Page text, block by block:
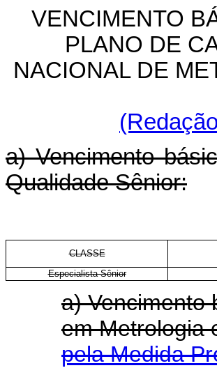
VENCIMENTO
PLANO DE
NACIONAL DE
a) Vencimento
Qualidade Sênior:
CLASSE
Especialista Sênior
a) Vencimento
em
pela Medida